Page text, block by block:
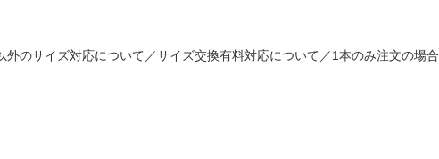
のサイズ対応について／サイズ交換有料対応について／1本のみ注文の場合